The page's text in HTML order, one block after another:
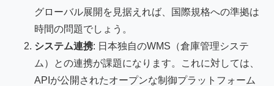
グローバル展開を見据えれば、国際規格への準拠は
時間の問題でしょう。
システム連携: 日本独自のWMS（倉庫管理システ
ム）との連携が課題になります。これに対しては、
APIが公開されたオープンな制御プラットフォーム